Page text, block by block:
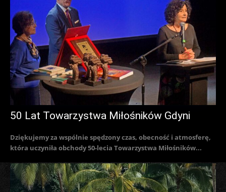
50 Lat Towarzystwa Miłośników Gdyni
Dziękujemy za wspólnie spędzony czas, obecność i atmosferę,
która uczyniła obchody 50-lecia Towarzystwa Miłośników...